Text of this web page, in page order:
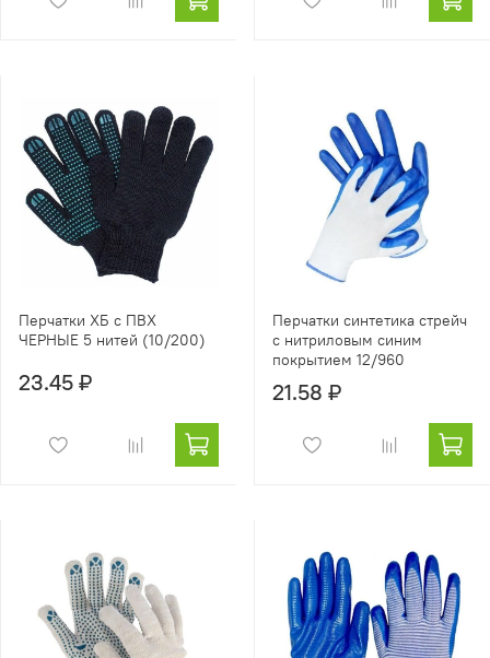
Перчатки ХБ с ПВХ
ЧЕРНЫЕ 5 нитей (10/200)
23.45 ₽
Перчатки синтетика стрейч
с нитриловым синим
покрытием 12/960
21.58 ₽